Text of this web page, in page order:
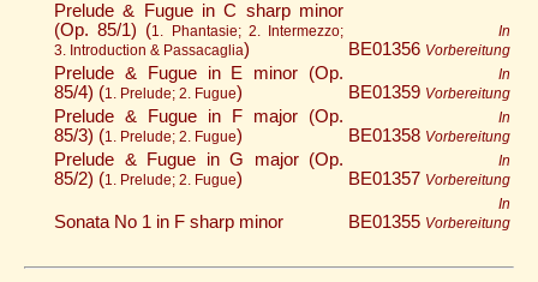
Prelude & Fugue in C sharp minor
(Op. 85/1) (1. Phantasie; 2. Intermezzo;
3. Introduction & Passacaglia) BE01356
In
Vorbereitung
Prelude & Fugue in E minor (Op.
85/4) (1. Prelude; 2. Fugue) BE01359
In
Vorbereitung
Prelude & Fugue in F major (Op.
85/3) (1. Prelude; 2. Fugue) BE01358
In
Vorbereitung
Prelude & Fugue in G major (Op.
85/2) (1. Prelude; 2. Fugue) BE01357
In
Vorbereitung
Sonata No 1 in F sharp minor BE01355
In
Vorbereitung